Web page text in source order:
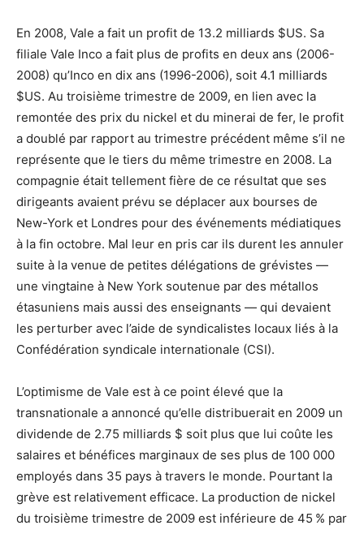
En 2008, Vale a fait un profit de 13.2 milliards $US. Sa
filiale Vale Inco a fait plus de profits en deux ans (2006-
2008) qu’Inco en dix ans (1996-2006), soit 4.1 milliards
$US. Au troisième trimestre de 2009, en lien avec la
remontée des prix du nickel et du minerai de fer, le profit
a doublé par rapport au trimestre précédent même s’il ne
représente que le tiers du même trimestre en 2008. La
compagnie était tellement fière de ce résultat que ses
dirigeants avaient prévu se déplacer aux bourses de
New-York et Londres pour des événements médiatiques
à la fin octobre. Mal leur en pris car ils durent les annuler
suite à la venue de petites délégations de grévistes —
une vingtaine à New York soutenue par des métallos
étasuniens mais aussi des enseignants — qui devaient
les perturber avec l’aide de syndicalistes locaux liés à la
Confédération syndicale internationale (CSI).
L’optimisme de Vale est à ce point élevé que la
transnationale a annoncé qu’elle distribuerait en 2009 un
dividende de 2.75 milliards $ soit plus que lui coûte les
salaires et bénéfices marginaux de ses plus de 100 000
employés dans 35 pays à travers le monde. Pourtant la
grève est relativement efficace. La production de nickel
du troisième trimestre de 2009 est inférieure de 45 % par